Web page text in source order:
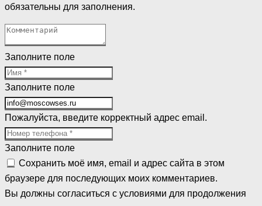
обязательны для заполнения.
Заполните поле
Заполните поле
Пожалуйста, введите корректный адрес email.
Заполните поле
Сохранить моё имя, email и адрес сайта в этом
браузере для последующих моих комментариев.
Вы должны согласиться с условиями для продолжения